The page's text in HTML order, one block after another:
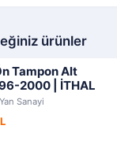
ürünler
Tampon Alt
2000 | İTHAL
Sanayi